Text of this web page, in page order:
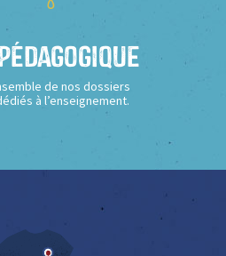
de nos dossiers
à l’enseignement.